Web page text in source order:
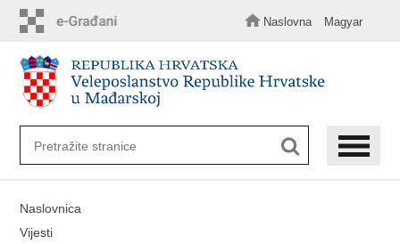
sadržaj
Naslovna Magyar
Naslovnica
Vijesti